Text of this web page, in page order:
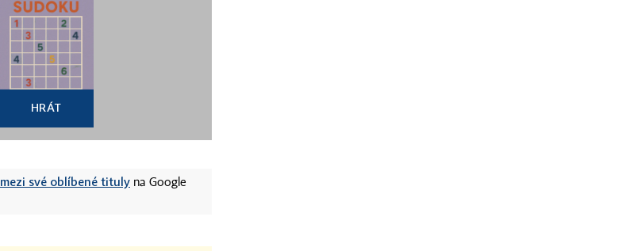
HRÁT
mezi své oblíbené tituly na Google